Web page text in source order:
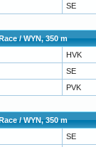
SE
/ WYN, 350 m
HVK
SE
PVK
/ WYN, 350 m
SE